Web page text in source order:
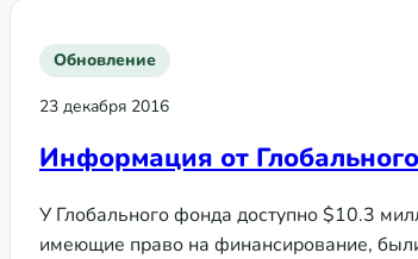
Обновление
23 декабря 2016
Информация от
У Глобального фонда доступно $10.3
имеющие право на финансирование,